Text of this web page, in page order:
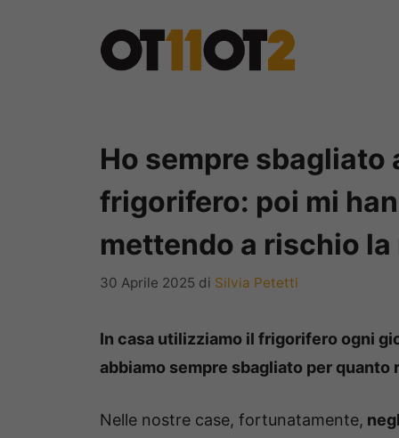
Ho sempre
frigorifero: poi mi
mettendo a rischio la
30 Aprile 2025 di Silvia Petetti
In casa utilizziamo il frigorifero ogni
abbiamo sempre sbagliato per quanto
Nelle nostre case, fortunatamente,